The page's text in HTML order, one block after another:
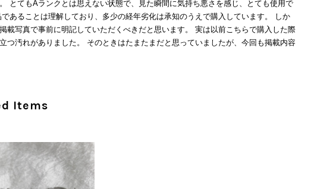
とてもAランクとは思えない状態で、見た瞬間に気持ち悪さを感じ、とても使用で
あることは理解しており、多少の経年劣化は承知のうえで購入しています。 しか
載写真で事前に明記していただくべきだと思います。 実は以前こちらで購入した際
つ汚れがありました。 そのときはたまたまだと思っていましたが、今回も掲載内容
よりご連絡のうえ、返品・返金を含め、責任をもって対応してまいります。
れ確認し、個別にランクを表示しております。これは、外観の印象だけで商品
す。また、確認できた汚れやダメージは、写真や商品説明に反映しておりま
、率直なご意見をお寄せいただきましたことに感謝申し上げます。今回のご
Items